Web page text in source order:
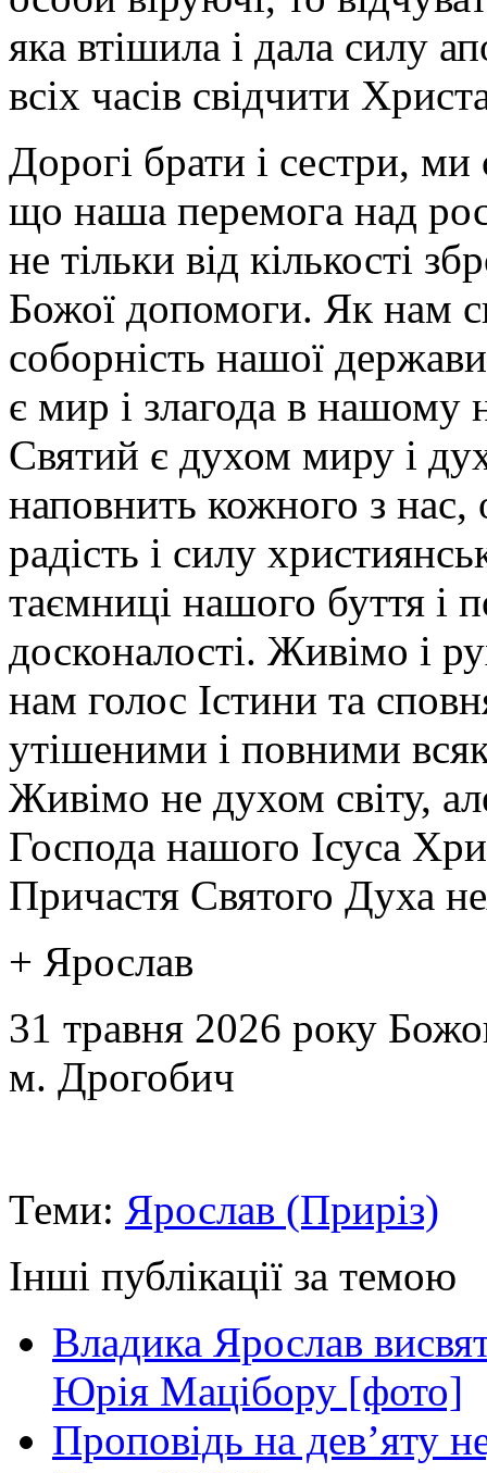
яка втішила і дала силу
всіх часів свідчити
Дорогі брати і сестри, ми
що наша перемога над
не тільки від кількості
Божої допомоги. Як нам
соборність нашої
є мир і злагода в
Святий є духом миру і
наповнить кожного з
радість і силу
таємниці нашого буття і
досконалості. Живімо і
нам голос Істини та
утішеними і повними
Живімо не духом світу,
Господа нашого Ісуса
Причастя Святого Духа
+ Ярослав
31 травня 2026 року
м. Дрогобич
Теми: Ярослав (Приріз)
Інші публікації за темою
Владика Ярослав
Юрія Мацібору [фото]
Проповідь на дев’яту